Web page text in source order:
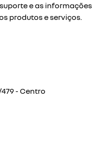
e as informações
produtos e serviços.
- Centro